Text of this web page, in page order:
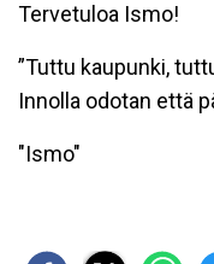
Tervetuloa Ismo!
”Tuttu kaupunki,
Innolla odotan että
"Ismo"